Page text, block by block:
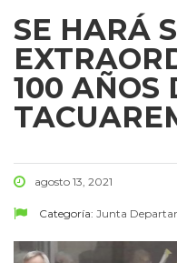
SE HARÁ
100 AÑOS
agosto 13, 2021
Categoría: Junta